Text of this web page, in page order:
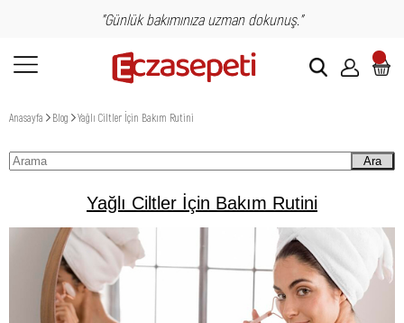
"Günlük bakımınıza uzman dokunuş."
Anasayfa Blog Yağlı Ciltler İçin Bakım Rutini
Ara
Yağlı Ciltler İçin Bakım Rutini